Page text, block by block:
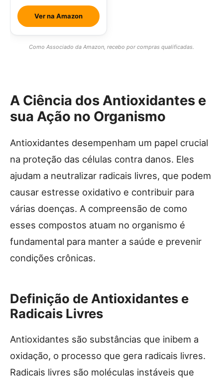
Ver na Amazon
Como Associado da Amazon, recebo por compras qualificadas.
A Ciência dos Antioxidantes e
sua Ação no Organismo
Antioxidantes desempenham um papel crucial
na proteção das células contra danos. Eles
ajudam a neutralizar radicais livres, que podem
causar estresse oxidativo e contribuir para
várias doenças. A compreensão de como
esses compostos atuam no organismo é
fundamental para manter a saúde e prevenir
condições crônicas.
Definição de Antioxidantes e
Radicais Livres
Antioxidantes são substâncias que inibem a
oxidação, o processo que gera radicais livres.
Radicais livres são moléculas instáveis que